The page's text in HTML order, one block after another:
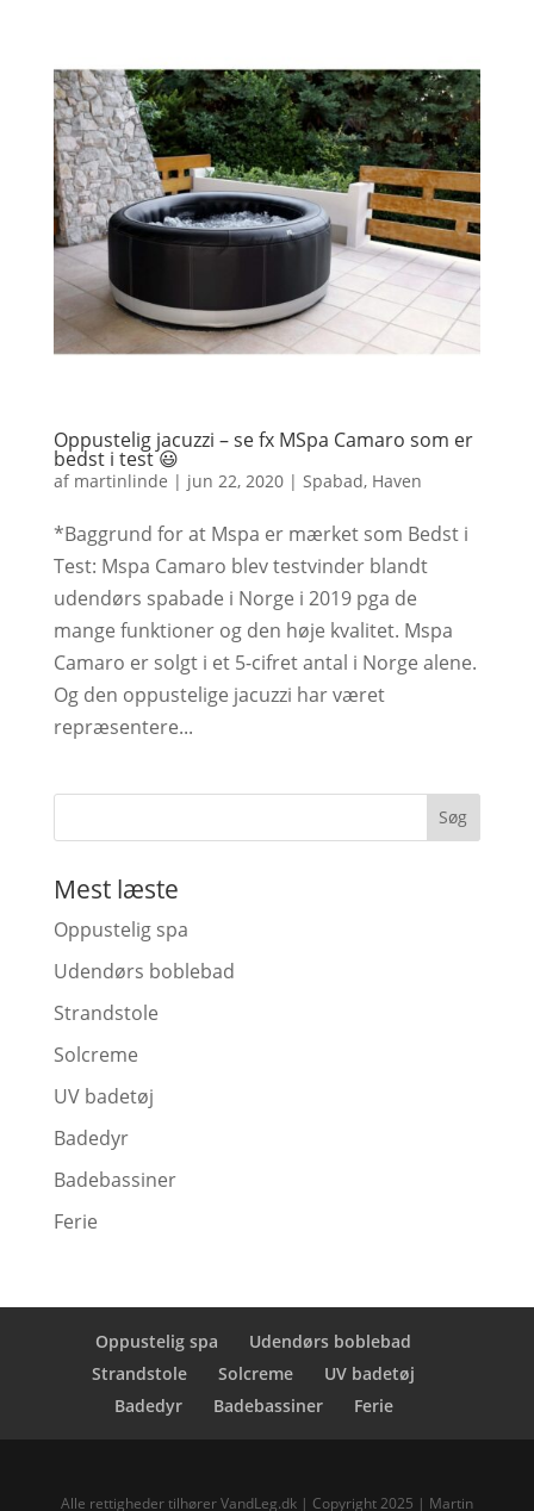
Oppustelig jacuzzi – se fx MSpa Camaro som er
bedst i test 😃
af martinlinde | jun 22, 2020| Spabad, Haven
*Baggrund for at Mspa er mærket som Bedst i
Test: Mspa Camaro blev testvinder blandt
udendørs spabade i Norge i 2019 pga de
mange funktioner og den høje kvalitet. Mspa
Camaro er solgt i et 5-cifret antal i Norge alene.
Og den oppustelige jacuzzi har været
repræsentere...
Mest læste
Oppustelig spa
Udendørs boblebad
Strandstole
Solcreme
UV badetøj
Badedyr
Badebassiner
Ferie
Oppustelig spa
Udendørs boblebad
Strandstole
Solcreme
UV badetøj
Badedyr
Badebassiner Ferie
Alle rettigheder tilhører VandLeg.dk | Copyright 2025 | Martin